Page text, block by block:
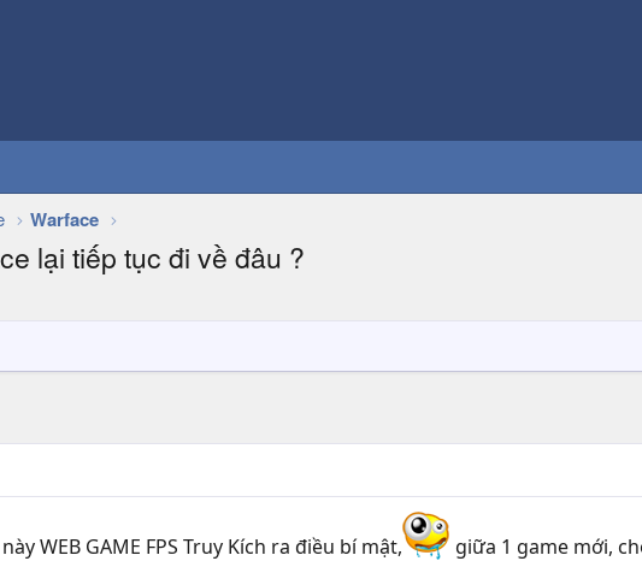
Warface
lại tiếp tục đi về đâu ?
WEB GAME FPS Truy Kích ra điều bí mật,
giữa 1 game mới,